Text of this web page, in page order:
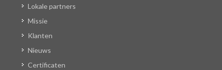
Lokale partners
Missie
Klanten
Nieuws
Certificaten